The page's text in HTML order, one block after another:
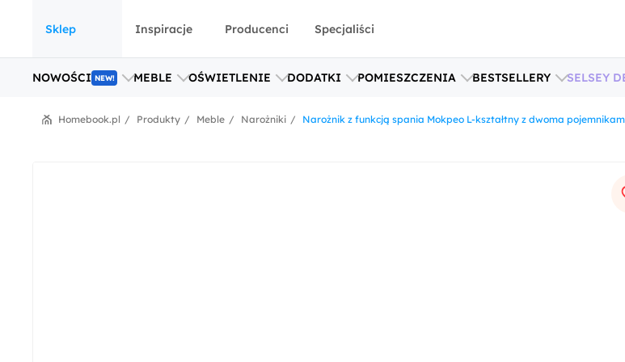
Sklep
NOWOŚCI NEW! MEBLE OŚWIETLENIE DODATKI POMIESZCZENIA BESTSELLERY SELSEY
Inspiracje Producenci Specjaliści
Narożnik z funkcją spania Mokpeo L-kształtny z dwoma
Narożniki
Meble
Produkty
Homebook.pl